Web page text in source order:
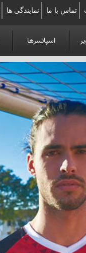
تماس با ما نمایندگی ها
اسپانسرها